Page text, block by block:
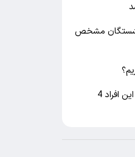
مشخص
خبر مهم برای سرپرستان خانوار / حساب این افراد 4